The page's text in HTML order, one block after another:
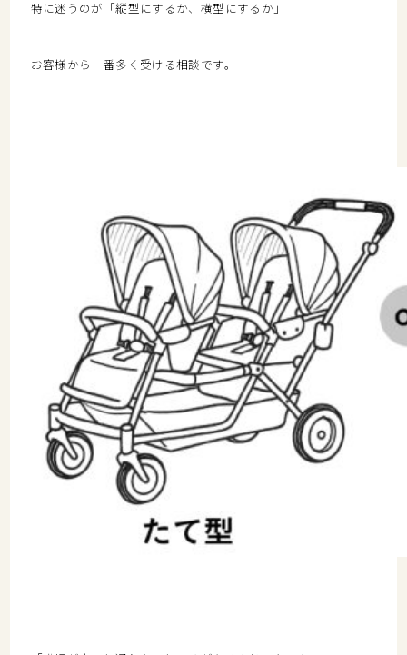
特に迷うのが「縦型にするか、横型にするか」
お客様から一番多く受ける相談です。